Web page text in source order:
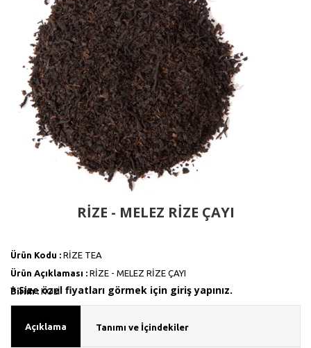
RİZE - MELEZ RİZE ÇAYI
Ürün Kodu : RİZE TEA
Ürün Açıklaması : RİZE - MELEZ RİZE ÇAYI
Birim : KOLİ
* Size özel fiyatları görmek için giriş yapınız.
Açıklama Tanımı ve İçindekiler